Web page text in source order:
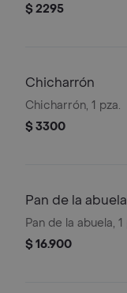
$ 2295
Chicharrón
Chicharrón, 1 pza.
$ 3300
Pan de la abuela
Pan de la abuela, 1
$ 16.900